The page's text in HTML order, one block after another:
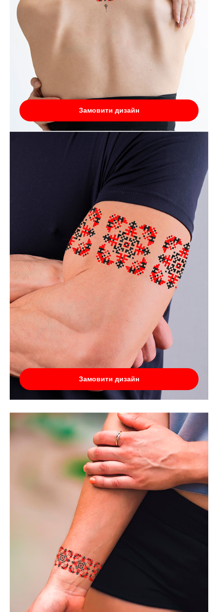
Замовити дизайн
Замовити дизайн